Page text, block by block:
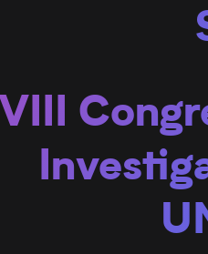
VIII